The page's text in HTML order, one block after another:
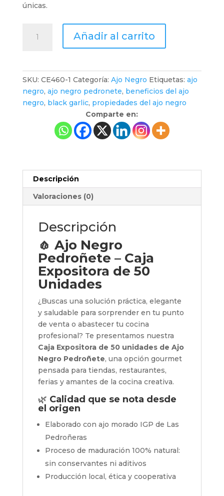
únicas.
Negro
unidades
Añadir al carrito
SKU: CE460-1 Categoría: Ajo Negro Etiquetas: ajo
negro, ajo negro pedronete, beneficios del ajo
negro, black garlic, propiedades del ajo negro
Comparte en:
Descripción
Valoraciones (0)
Descripción
🧄 Ajo Negro
Pedroñete – Caja
Expositora de 50
Unidades
¿Buscas una solución práctica, elegante
y saludable para sorprender en tu punto
de venta o abastecer tu cocina
profesional? Te presentamos nuestra
Caja Expositora de 50 unidades de Ajo
Negro Pedroñete, una opción gourmet
pensada para tiendas, restaurantes,
ferias y amantes de la cocina creativa.
🌿 Calidad que se nota desde
el origen
Elaborado con ajo morado IGP de Las
Pedroñeras
Proceso de maduración 100% natural:
sin conservantes ni aditivos
Producción local, ética y cooperativa